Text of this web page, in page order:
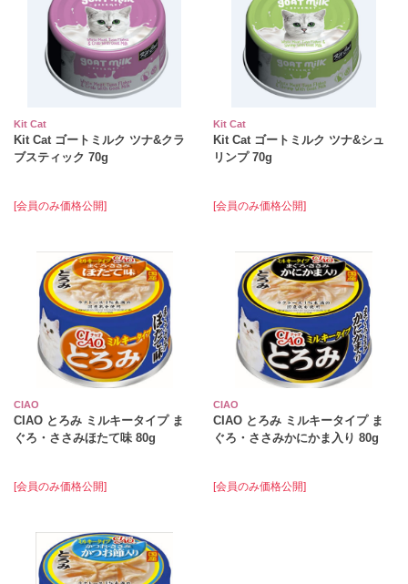
Kit Cat
Kit Cat ゴートミルク ツナ&クラ
ブスティック 70g
[会員のみ価格公開]
Kit Cat
Kit Cat ゴートミルク ツナ&シュ
リンプ 70g
[会員のみ価格公開]
CIAO
CIAO とろみ ミルキータイプ ま
ぐろ・ささみほたて味 80g
[会員のみ価格公開]
CIAO
CIAO とろみ ミルキータイプ ま
ぐろ・ささみかにかま入り 80g
[会員のみ価格公開]